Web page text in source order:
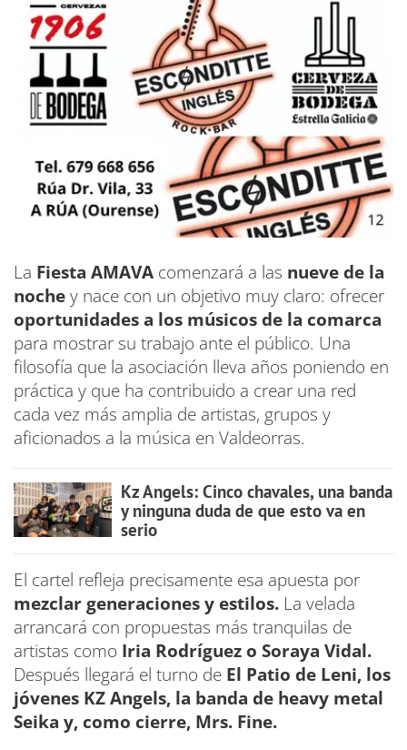
La Fiesta AMAVA comenzará a las nueve de la
nochey nace con un objetivo muy claro: ofrecer
oportunidades a los músicos de la comarca
para mostrar su trabajo ante el público. Una
filosofía que la asociación lleva años poniendo en
práctica y que ha contribuido a crear una red
cada vez más amplia de artistas, grupos y
aficionados a la música en Valdeorras.
Kz Angels: Cinco chavales, una banda
y ninguna duda de que esto va en
serio
El cartel refleja precisamente esa apuesta por
mezclar generaciones y estilos. La velada
arrancará con propuestas más tranquilas de
artistas como Iria Rodríguez o Soraya Vidal.
Después llegará el turno de El Patio de Leni, los
jóvenes KZ Angels, la banda de heavy metal
Seika y, como cierre, Mrs. Fine.